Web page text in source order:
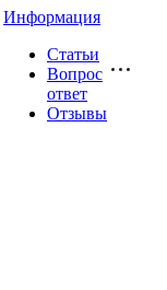
Информация
Статьи
Вопрос
ответ
Отзывы